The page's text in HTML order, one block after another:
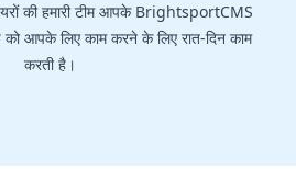
की हमारी टीम आपके BrightsportCMS
आपके लिए काम करने के लिए रात-दिन काम
करती है।